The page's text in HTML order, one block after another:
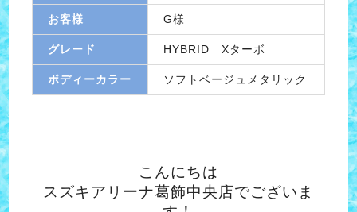
お客様 G様
グレード HYBRID Xターボ
ボディーカラー ソフトベージュメタリック
こんにちは
スズキアリーナ葛飾中央店でございま